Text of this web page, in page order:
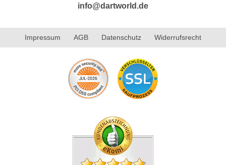
info@dartworld.de
Impressum AGB Datenschutz Widerrufsrecht